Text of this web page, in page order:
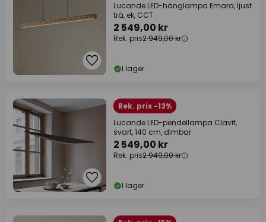
Lucande LED-hänglampa Emara, ljust
trä, ek, CCT
2 549,00 kr
Rek. pris2 949,00 kr
I lager
Rek. pris -13%
Lucande LED-pendellampa Clavit,
svart, 140 cm, dimbar
2 549,00 kr
Rek. pris2 949,00 kr
I lager